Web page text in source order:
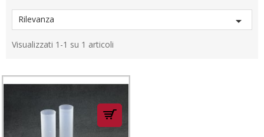
Rilevanza 
Visualizzati 1-1 su 1 articoli